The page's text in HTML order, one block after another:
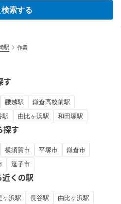
検索する
駅 作業
す
腰越駅
鎌倉高校前駅
駅 由比ヶ浜駅 和田塚駅
探す
横須賀市 平塚市
鎌倉市
逗子市
くの駅
ヶ浜駅 長谷駅
由比ヶ浜駅